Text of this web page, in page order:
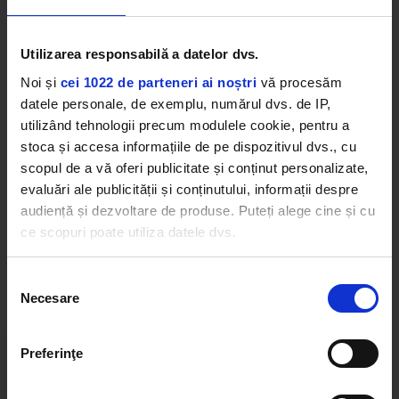
Utilizarea responsabilă a datelor dvs.
Noi și cei 1022 de parteneri ai noștri vă procesăm
datele personale, de exemplu, numărul dvs. de IP,
utilizând tehnologii precum modulele cookie, pentru a
stoca și accesa informațiile de pe dispozitivul dvs., cu
scopul de a vă oferi publicitate și conținut personalizate,
evaluări ale publicității și conținutului, informații despre
audiență și dezvoltare de produse. Puteți alege cine și cu
ce scopuri poate utiliza datele dvs.
Să colectăm informațiile cu privire la locația dvs.
Să vă identificăm dispozitivul scanândul-l în mod
activ după caracteristici specifice (amprentare)
consimțământului
Necesare
Preferinţe
apoi își cere scuze. Dacă este ceva ce vreau să le
asta pentru ele, astfel încât să placă ceea ce văd în
oglindă.”
KRISTEN BELL KRISTEN BELL PARENTING